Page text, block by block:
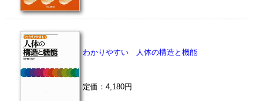
わかりやすい 人体の構造と機能
定価：4,180円